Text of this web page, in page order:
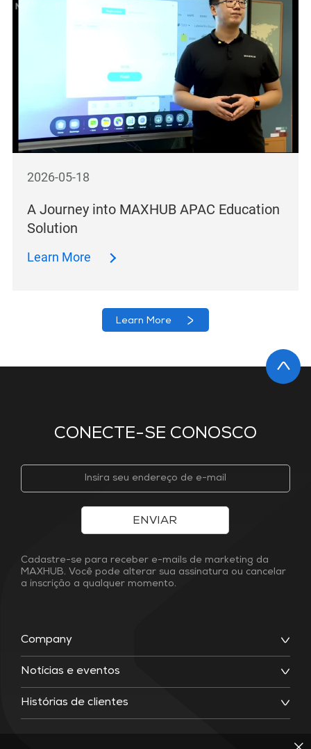
2026-05-18
A Journey into MAXHUB APAC Education
Solution
Learn More
Learn More
CONECTE-SE CONOSCO
Company
Notícias e eventos
Histórias de clientes
ENVIAR
Cadastre-se para receber e-mails de marketing da
MAXHUB. Você pode alterar sua assinatura ou cancelar
a inscrição a qualquer momento.